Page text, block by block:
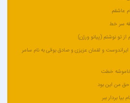
عاشقم
سر خط
تو نوشتم (پیانو ورژن)
و لقمان عزیزی و صادق بوقی به نام سامر
خاموشه خطت
حق من این بود
بردار ببر